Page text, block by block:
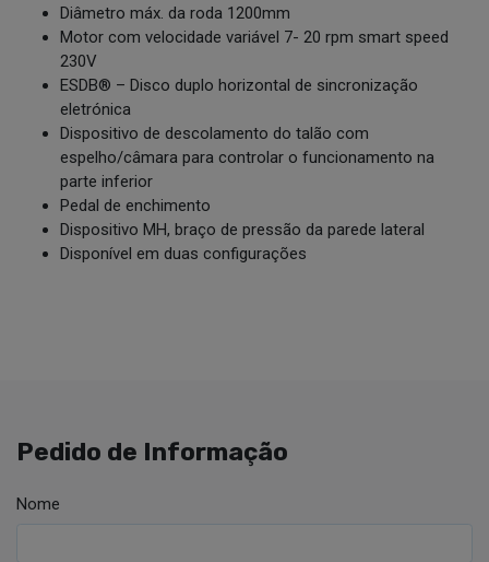
Diâmetro máx. da roda 1200mm
Motor com velocidade variável 7- 20 rpm smart speed
230V
ESDB® – Disco duplo horizontal de sincronização
eletrónica
Dispositivo de descolamento do talão com
espelho/câmara para controlar o funcionamento na
parte inferior
Pedal de enchimento
Dispositivo MH, braço de pressão da parede lateral
Disponível em duas configurações
Pedido de Informação
Nome